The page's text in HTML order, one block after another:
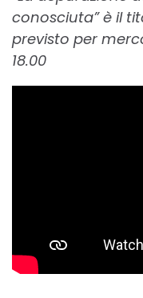
conosciuta” è il
previsto per
18.00